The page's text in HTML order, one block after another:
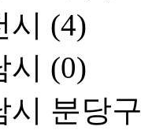
시 (4)
시 (0)
시 분당구